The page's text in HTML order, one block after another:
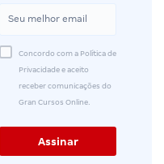
Concordo com a Política de
Privacidade e aceito
receber comunicações do
Gran Cursos Online.